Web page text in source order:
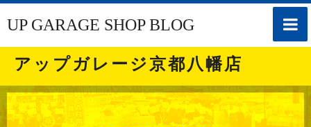
toggle
UP GARAGE SHOP BLOG
アップガレージ京都八幡店